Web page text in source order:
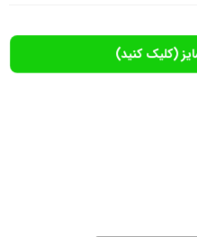
(کلیک کنید)